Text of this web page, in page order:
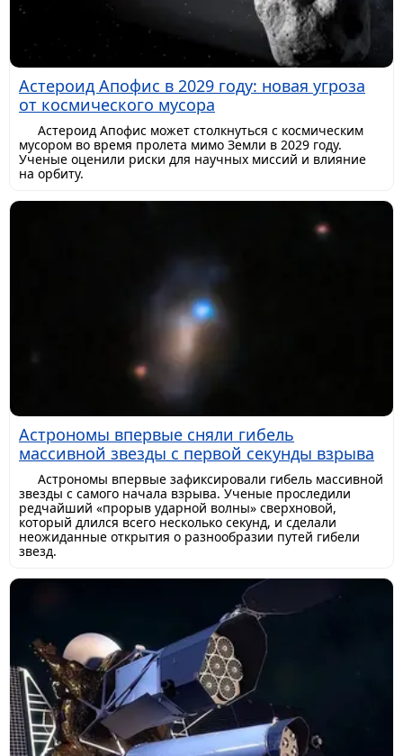
Астероид Апофис в 2029 году: новая угроза
от космического мусора
Астероид Апофис может столкнуться с космическим
мусором во время пролета мимо Земли в 2029 году.
Ученые оценили риски для научных миссий и влияние
на орбиту.
Астрономы впервые сняли гибель
массивной звезды с первой секунды взрыва
Астрономы впервые зафиксировали гибель массивной
звезды с самого начала взрыва. Ученые проследили
редчайший «прорыв ударной волны» сверхновой,
который длился всего несколько секунд, и сделали
неожиданные открытия о разнообразии путей гибели
звезд.